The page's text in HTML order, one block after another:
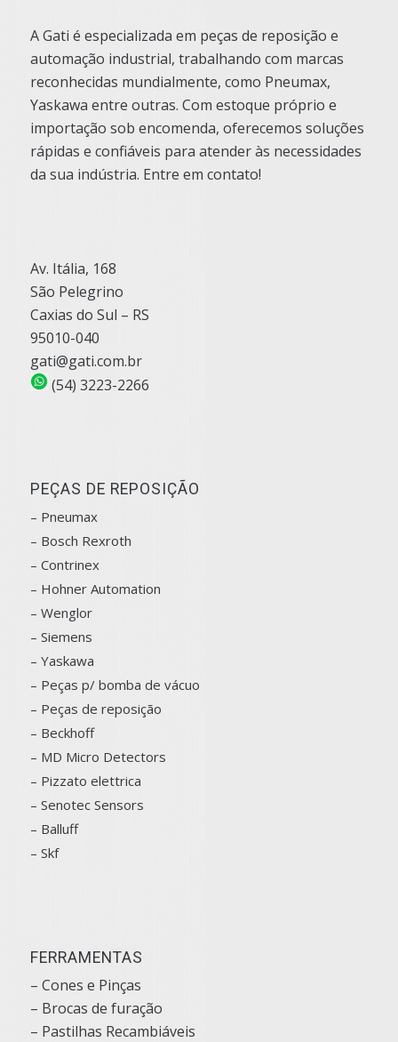
A Gati é especializada em peças de reposição e
automação industrial, trabalhando com marcas
reconhecidas mundialmente, como Pneumax,
Yaskawa entre outras. Com estoque próprio e
importação sob encomenda, oferecemos soluções
rápidas e confiáveis para atender às necessidades
da sua indústria. Entre em contato!
Av. Itália, 168
São Pelegrino
Caxias do Sul – RS
95010-040
gati@gati.com.br
(54) 3223-2266
PEÇAS DE REPOSIÇÃO
– Pneumax
– Bosch Rexroth
– Contrinex
– Hohner Automation
– Wenglor
– Siemens
– Yaskawa
– Peças p/ bomba de vácuo
– Peças de reposição
– Beckhoff
– MD Micro Detectors
– Pizzato elettrica
– Senotec Sensors
– Balluff
– Skf
FERRAMENTAS
– Cones e Pinças
– Brocas de furação
– Pastilhas Recambiáveis